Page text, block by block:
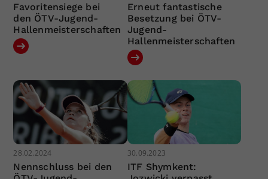
Favoritensiege bei
den ÖTV-Jugend-
Hallenmeisterschaften
Erneut fantastische
Besetzung bei ÖTV-
Jugend-
Hallenmeisterschaften
28.02.2024
Nennschluss bei den
30.09.2023
ITF Shymkent: